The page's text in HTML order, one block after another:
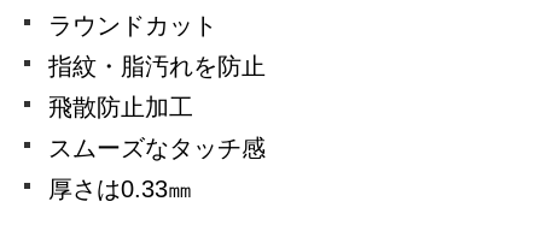
ラウンドカット
指紋・脂汚れを防止
飛散防止加工
スムーズなタッチ感
厚さは0.33㎜